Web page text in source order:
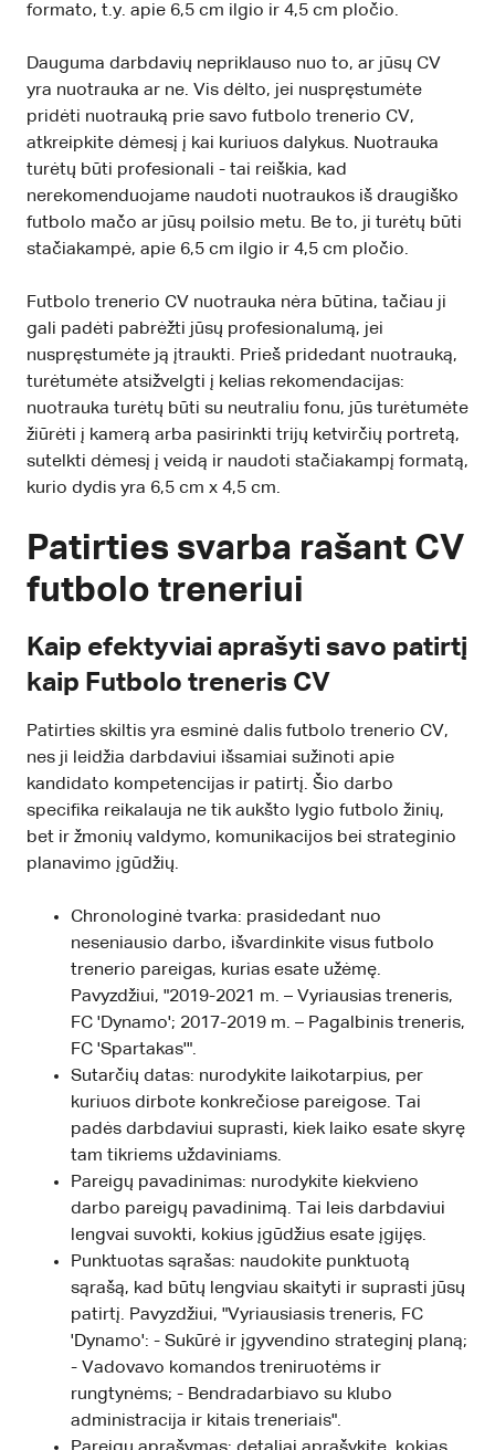
formato, t.y. apie 6,5 cm ilgio ir 4,5 cm pločio.
Dauguma darbdavių nepriklauso nuo to, ar jūsų CV
yra nuotrauka ar ne. Vis dėlto, jei nuspręstumėte
pridėti nuotrauką prie savo futbolo trenerio CV,
atkreipkite dėmesį į kai kuriuos dalykus. Nuotrauka
turėtų būti profesionali - tai reiškia, kad
nerekomenduojame naudoti nuotraukos iš draugiško
futbolo mačo ar jūsų poilsio metu. Be to, ji turėtų būti
stačiakampė, apie 6,5 cm ilgio ir 4,5 cm pločio.
Futbolo trenerio CV nuotrauka nėra būtina, tačiau ji
gali padėti pabrėžti jūsų profesionalumą, jei
nuspręstumėte ją įtraukti. Prieš pridedant nuotrauką,
turėtumėte atsižvelgti į kelias rekomendacijas:
nuotrauka turėtų būti su neutraliu fonu, jūs turėtumėte
žiūrėti į kamerą arba pasirinkti trijų ketvirčių portretą,
sutelkti dėmesį į veidą ir naudoti stačiakampį formatą,
kurio dydis yra 6,5 cm x 4,5 cm.
Patirties svarba rašant CV
futbolo treneriui
Kaip efektyviai aprašyti savo patirtį
kaip Futbolo treneris CV
Patirties skiltis yra esminė dalis futbolo trenerio CV,
nes ji leidžia darbdaviui išsamiai sužinoti apie
kandidato kompetencijas ir patirtį. Šio darbo
specifika reikalauja ne tik aukšto lygio futbolo žinių,
bet ir žmonių valdymo, komunikacijos bei strateginio
planavimo įgūdžių.
Chronologinė tvarka: prasidedant nuo
neseniausio darbo, išvardinkite visus futbolo
trenerio pareigas, kurias esate užėmę.
Pavyzdžiui, "2019-2021 m. – Vyriausias treneris,
FC 'Dynamo'; 2017-2019 m. – Pagalbinis treneris,
FC 'Spartakas'".
Sutarčių datas: nurodykite laikotarpius, per
kuriuos dirbote konkrečiose pareigose. Tai
padės darbdaviui suprasti, kiek laiko esate skyrę
tam tikriems uždaviniams.
Pareigų pavadinimas: nurodykite kiekvieno
darbo pareigų pavadinimą. Tai leis darbdaviui
lengvai suvokti, kokius įgūdžius esate įgijęs.
Punktuotas sąrašas: naudokite punktuotą
sąrašą, kad būtų lengviau skaityti ir suprasti jūsų
patirtį. Pavyzdžiui, "Vyriausiasis treneris, FC
'Dynamo': - Sukūrė ir įgyvendino strateginį planą;
- Vadovavo komandos treniruotėms ir
rungtynėms; - Bendradarbiavo su klubo
administracija ir kitais treneriais".